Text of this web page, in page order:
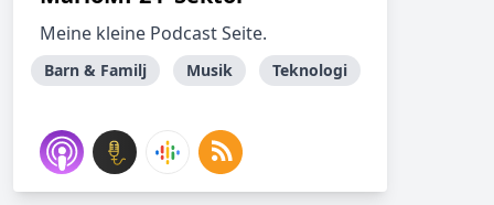
Meine kleine Podcast Seite.
Barn & Familj Musik Teknologi